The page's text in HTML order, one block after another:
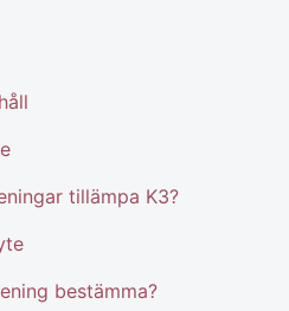
tillämpa K3?
bestämma?